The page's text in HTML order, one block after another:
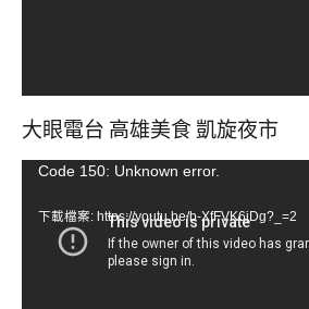
大眼電台 高雄美食 凱旋夜市
視Code 150: Unknown error.
下載檔案: https://youtu.be/b-XfFVK6jDg?_=2